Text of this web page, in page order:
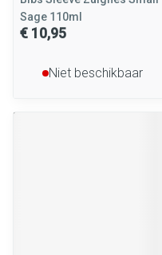
Sage 110ml
€ 10,95
Niet beschikbaar